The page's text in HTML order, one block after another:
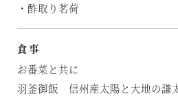
・酢取り茗荷
食事
お番菜と共に
羽釜御飯 信州産太陽と大地の謙